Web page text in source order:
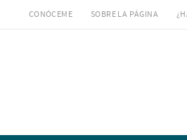
CONÓCEME SOBRE LA PÁGINA